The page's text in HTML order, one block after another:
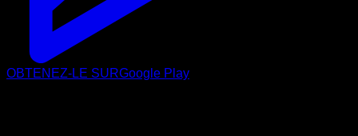
OBTENEZ-LE SURGoogle Play